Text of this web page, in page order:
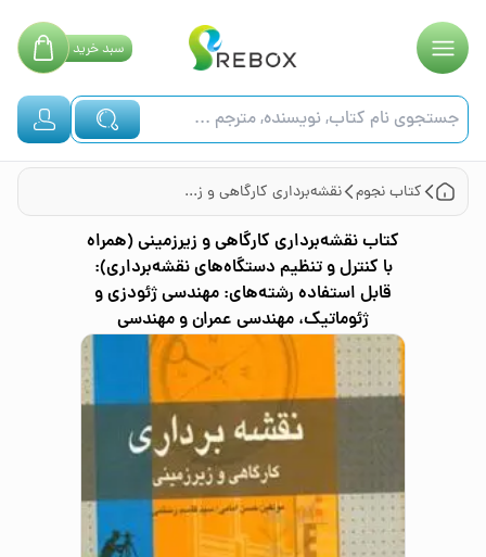
سبدخرید
کتابنجوم نقشه‌برداری کارگاهی و زیرزمینی (همراه با کنترل و تنظیم دستگاه‌های نقشه‌برداری): قابل استفاده رشته‌های: مهندسی ژئودزی و ژئوماتیک، مهندسی عمران و مهندسی
کتابنقشه‌برداری کارگاهی و زیرزمینی (همراه
با کنترل و تنظیم دستگاه‌های نقشه‌برداری):
قابل استفاده رشته‌های: مهندسی ژئودزی و
ژئوماتیک، مهندسی عمران و مهندسی